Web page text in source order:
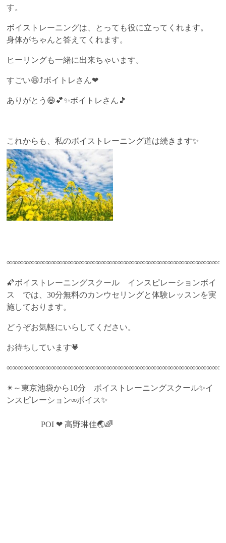
す。
ボイストレーニングは、とっても役に立ってくれます。
身体がちゃんと答えてくれます。
ヒーリングも一緒に出来ちゃいます。
すごい😆⤴ボイトレさん❤
ありがとう😆💕✨ボイトレさん🎵
これからも、私のボイストレーニング道は続きます✨
∞∞∞∞∞∞∞∞∞∞∞∞∞∞∞∞∞∞∞∞∞∞∞∞∞∞∞∞∞∞∞∞∞∞∞∞∞∞∞
🌠ボイストレーニングスクール インスピレーションボイ
ス では、30分無料のカンウセリングと体験レッスンを実
施しております。
どうぞお気軽にいらしてください。
お待ちしています💗
✴～東京池袋から10分 ボイストレーニングスクール✨イ
ンスピレーション∞ボイス✨
POI ❤ 高野琳佳🌏🌈